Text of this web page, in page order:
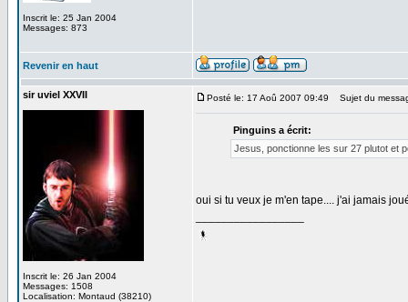
Inscrit le: 25 Jan 2004
Messages: 873
Revenir en haut
sir uviel XXVII
Inscrit le: 26 Jan 2004
Messages: 1508
Localisation: Montaud (38210)
Posté le: 17 Aoû 2007 09:49 Sujet du
Pinguins a écrit:
Jesus, ponctionne les sur 27 plutot et
oui si tu veux je m'en tape.... j'ai jamais